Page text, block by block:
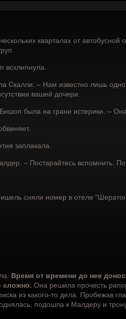
кварталах от автобусной
Скалли. – Нам известно лишь
вашей дочери.
была на грани истерики. – Она
заплакала.
– Постарайтесь вспомнить.
сняли номер в отеле
Время от времени до нее
сложно. Она решила прочесть
из какого-то дела. Пробежав
подошла к Малдеру и